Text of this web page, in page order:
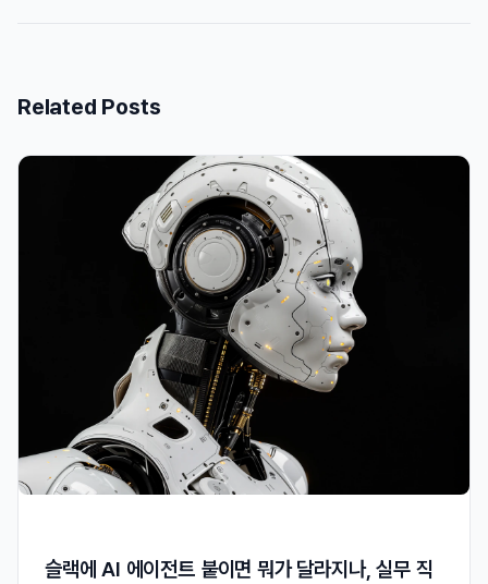
Related Posts
슬랙에 AI 에이전트 붙이면 뭐가 달라지나, 실무 직